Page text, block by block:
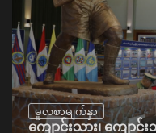
Admin August 9, 2026
သီချင်းတောင်းဆိုခြင်းများ